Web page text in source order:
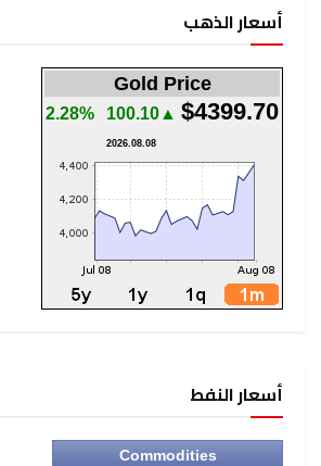
أسعار الذهب
Gold Price
$4399.70
▲100.10
2.28%
2026.08.08
أسعار النفط
Commodities